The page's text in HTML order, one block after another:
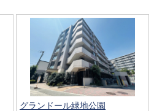
グランドール緑地公園